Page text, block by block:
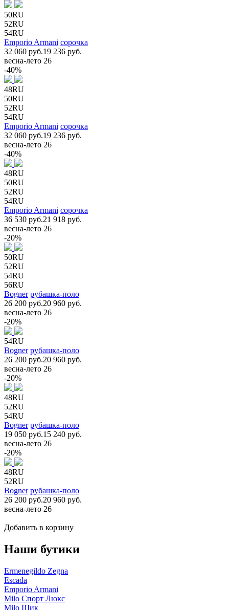
50RU
52RU
54RU
Emporio Armani сорочка
32 060 руб.19 236 руб.
весна-лето 26
-40%
48RU
50RU
52RU
54RU
Emporio Armani сорочка
32 060 руб.19 236 руб.
весна-лето 26
-40%
48RU
50RU
52RU
54RU
Emporio Armani сорочка
36 530 руб.21 918 руб.
весна-лето 26
-20%
50RU
52RU
54RU
56RU
Bogner рубашка-поло
26 200 руб.20 960 руб.
весна-лето 26
-20%
54RU
Bogner рубашка-поло
26 200 руб.20 960 руб.
весна-лето 26
-20%
48RU
52RU
54RU
Bogner рубашка-поло
19 050 руб.15 240 руб.
весна-лето 26
-20%
48RU
52RU
Bogner рубашка-поло
26 200 руб.20 960 руб.
весна-лето 26
Добавить в корзину
Наши бутики
Ermenegildo Zegna
Escada
Emporio Armani
Milo Спорт Люкс
Milo Шик